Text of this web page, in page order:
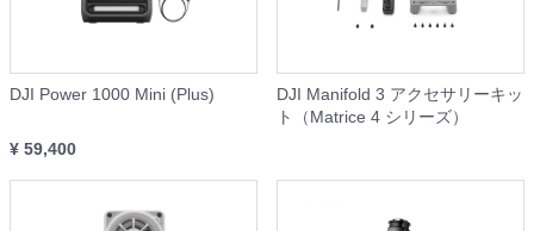
DJI Power 1000 Mini (Plus)
¥ 59,400
DJI Manifold 3 アクセサリーキッ
ト（Matrice 4 シリーズ）